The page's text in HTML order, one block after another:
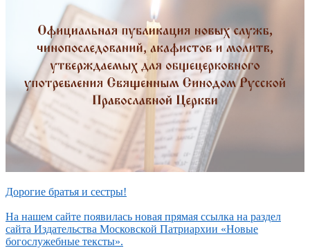
Дорогие братья и сестры!
На нашем сайте появилась новая прямая ссылка на раздел
сайта Издательства Московской Патриархии «Новые
богослужебные тексты».